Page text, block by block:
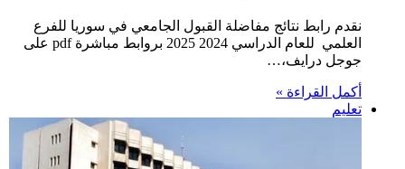
نقدم رابط نتائج مفاضلة القبول الجامعي في سوريا للفرع
العلمي للعام الدراسي 2024 2025 بروابط مباشرة pdf على
جوجل درايف،…
أكمل القراءة »
تعليم